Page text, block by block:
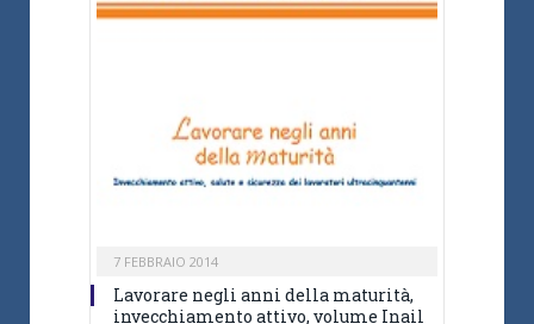
7 FEBBRAIO 2014
Lavorare negli anni della maturità,
invecchiamento attivo, volume Inail